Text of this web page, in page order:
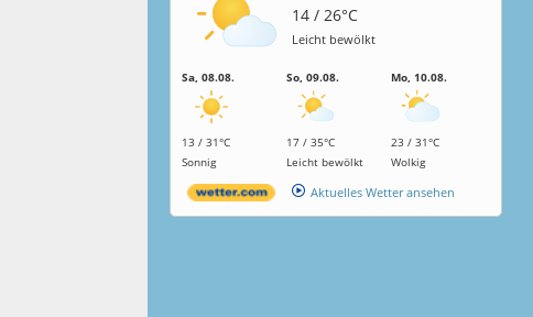
14 / 26°C
Leicht bewölkt
Sa, 08.08.
13 / 31°C
Sonnig
So, 09.08.
17 / 35°C
Leicht bewölkt
Mo, 10.08.
23 / 31°C
Wolkig
Aktuelles Wetter ansehen